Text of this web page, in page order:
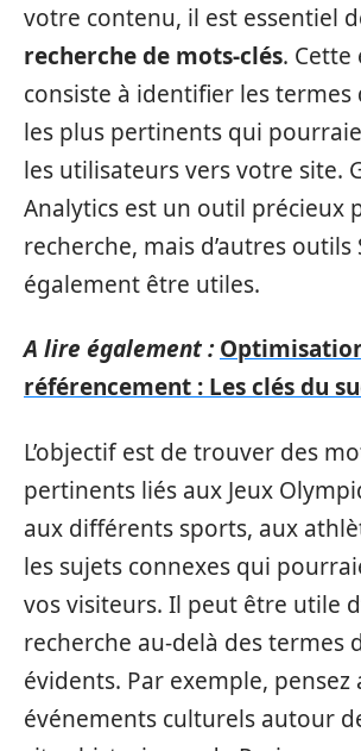
votre contenu, il est essentiel
recherche de mots-clés. Cette
consiste à identifier les termes
les plus pertinents qui
les utilisateurs vers votre site.
Analytics est un outil précieux
recherche, mais d’autres outils
également être utiles.
A lire également :
référencement : Les clés du
L’objectif est de trouver des
pertinents liés aux Jeux
aux différents sports, aux
les sujets connexes qui
vos visiteurs. Il peut être utile
recherche au-delà des termes
évidents. Par exemple, pensez
événements culturels autour